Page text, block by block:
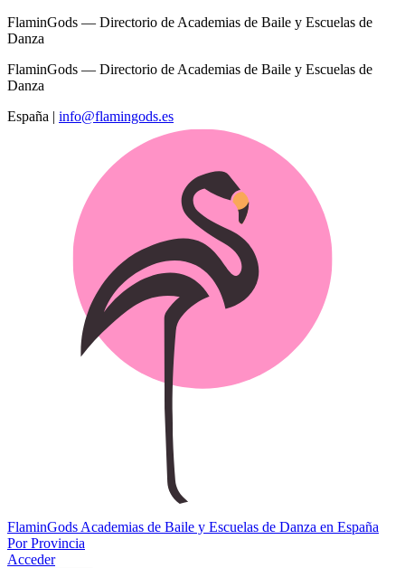
FlaminGods — Directorio de Academias de Baile y Escuelas de
Danza
FlaminGods — Directorio de Academias de Baile y Escuelas de
Danza
España | info@flamingods.es
FlaminGods Academias de Baile y Escuelas de Danza en España
Por Provincia
Acceder